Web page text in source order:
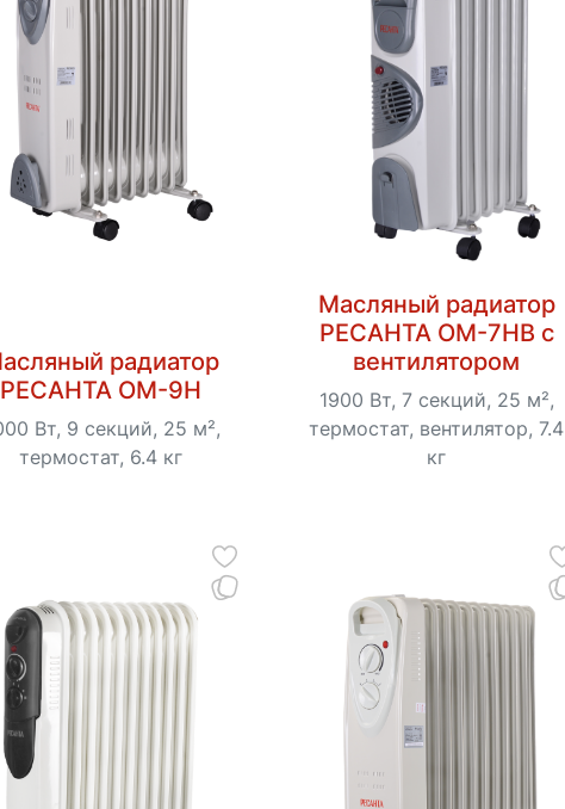
радиатор
РЕСАНТА ОМ-9Н
Вт, 9 секций, 25 м²,
термостат, 6.4 кг
Масляный радиатор
РЕСАНТА ОМ-7НВ с
вентилятором
1900 Вт, 7 секций, 25 м²,
термостат, вентилятор, 7.4
кг